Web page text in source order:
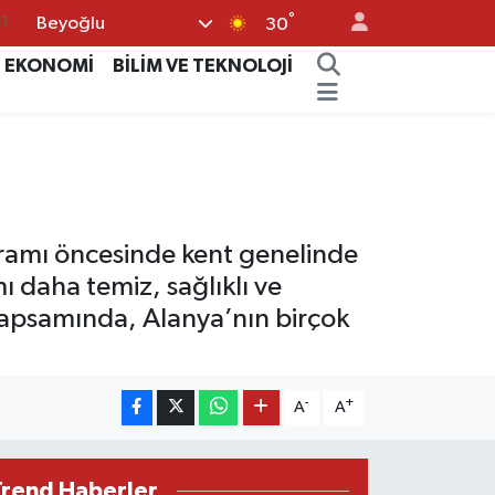
Beyoğlu 30°
EKONOMİ
BİLİM VE TEKNOLOJİ
öncesinde kent genelinde
daha temiz, sağlıklı ve
Alanya’nın birçok
A- A+